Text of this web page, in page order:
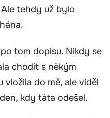
tehdy už bylo
tom dopisu. Nikdy se
chodit s někým
vložila do mě, ale viděl
kdy táta odešel.